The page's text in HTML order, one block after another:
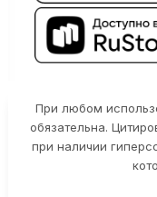
При любом
обязательна.
при наличии